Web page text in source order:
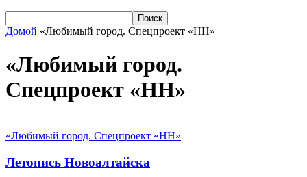
Домой «Любимый город. Спецпроект «НН»
«Любимый город.
Спецпроект «НН»
«Любимый город. Спецпроект «НН»
Летопись Новоалтайска